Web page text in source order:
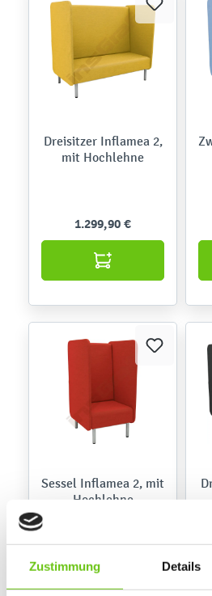
Zustimmung Details
Dreisitzer Inflamea 2,
mit Hochlehne
1.299,90 €
Sessel Inflamea 2, mit
Hochlehne
899,90 €